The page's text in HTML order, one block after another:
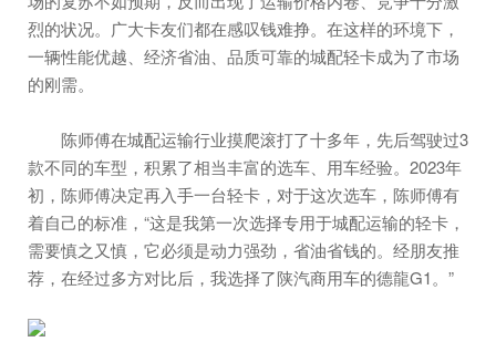
烈的状况。广大卡友们都在感叹钱难挣。在这样的环境下，
一辆性能优越、经济省油、品质可靠的城配轻卡成为了市场
的刚需。
陈师傅在城配运输行业摸爬滚打了十多年，先后驾驶过3
款不同的车型，积累了相当丰富的选车、用车经验。2023年
初，陈师傅决定再入手一台轻卡，对于这次选车，陈师傅有
着自己的标准，“这是我第一次选择专用于城配运输的轻卡，
需要慎之又慎，它必须是动力强劲，省油省钱的。经朋友推
荐，在经过多方对比后，我选择了陕汽商用车的德龍G1。”